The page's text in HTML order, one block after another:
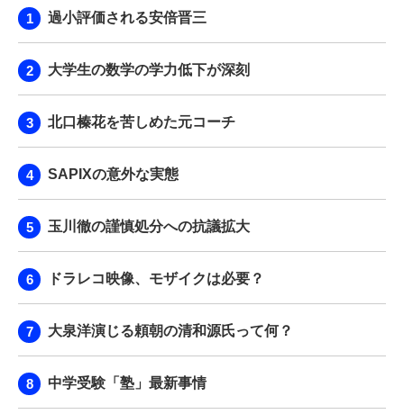
過小評価される安倍晋三
大学生の数学の学力低下が深刻
北口榛花を苦しめた元コーチ
SAPIXの意外な実態
玉川徹の謹慎処分への抗議拡大
ドラレコ映像、モザイクは必要？
大泉洋演じる頼朝の清和源氏って何？
中学受験「塾」最新事情